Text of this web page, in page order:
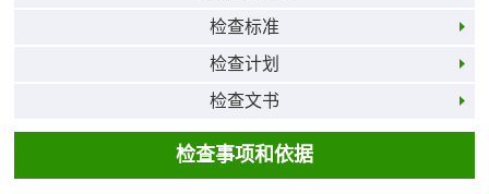
检查标准
检查计划
检查文书
检查事项和依据